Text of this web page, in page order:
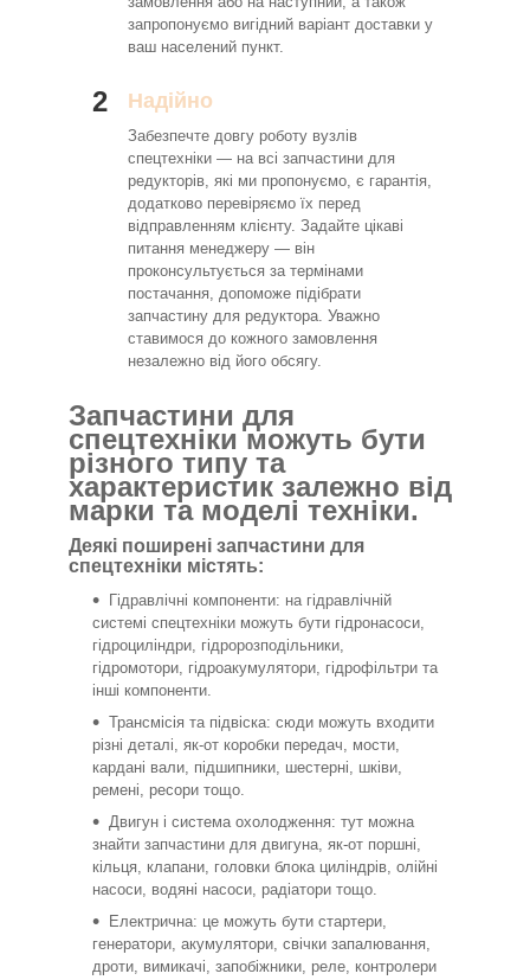
запропонуємо вигідний варіант доставки у
ваш населений пункт.
2 Надійно
Забезпечте довгу роботу вузлів
спецтехніки — на всі запчастини для
редукторів, які ми пропонуємо, є гарантія,
додатково перевіряємо їх перед
відправленням клієнту. Задайте цікаві
питання менеджеру — він
проконсультується за термінами
постачання, допоможе підібрати
запчастину для редуктора. Уважно
ставимося до кожного замовлення
незалежно від його обсягу.
Запчастини для
спецтехніки можуть бути
різного типу та
характеристик залежно від
марки та моделі техніки.
Деякі поширені запчастини для
спецтехніки містять:
Гідравлічні компоненти: на гідравлічній
системі спецтехніки можуть бути гідронасоси,
гідроциліндри, гідророзподільники,
гідромотори, гідроакумулятори, гідрофільтри та
інші компоненти.
Трансмісія та підвіска: сюди можуть входити
різні деталі, як-от коробки передач, мости,
кардані вали, підшипники, шестерні, шківи,
ремені, ресори тощо.
Двигун і система охолодження: тут можна
знайти запчастини для двигуна, як-от поршні,
кільця, клапани, головки блока циліндрів, олійні
насоси, водяні насоси, радіатори тощо.
Електрична: це можуть бути стартери,
генератори, акумулятори, свічки запалювання,
дроти, вимикачі, запобіжники, реле, контролери